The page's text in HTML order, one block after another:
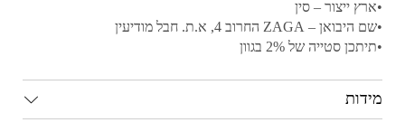
•ארץ ייצור – סין
•שם היבואן – ZAGA החרוב 4, א.ת. חבל מודיעין
•תיתכן סטייה של 2% בגוון
מידות